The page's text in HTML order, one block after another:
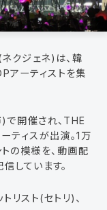
クジェネ)は、韓
アーティストを集
開催され、THE
ティスが出演。1万
の模様を、動画配
しています。
リスト(セトリ)、